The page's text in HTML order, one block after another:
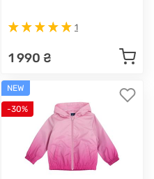
1
1 990 ₴
NEW
-30%